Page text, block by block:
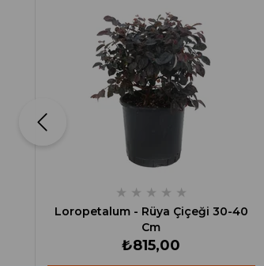
★ ★ ★ ★ ★
Loropetalum - Rüya Çiçeği 30-40
Cm
₺815,00